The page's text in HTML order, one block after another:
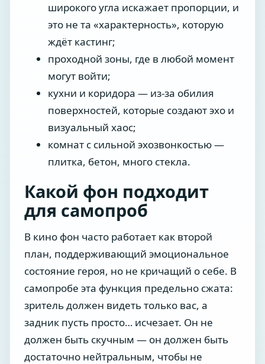
широкого угла искажает пропорции, и
это не та «характерность», которую
ждёт кастинг;
проходной зоны, где в любой момент
могут войти;
кухни и коридора — из-за обилия
поверхностей, которые создают эхо и
визуальный хаос;
комнат с сильной эхозвонкостью —
плитка, бетон, много стекла.
Какой фон подходит
для самопроб
В кино фон часто работает как второй
план, поддерживающий эмоциональное
состояние героя, но не кричащий о себе. В
самопробе эта функция предельно сжата:
зритель должен видеть только вас, а
задник пусть просто… исчезает. Он не
должен быть скучным — он должен быть
достаточно нейтральным, чтобы не